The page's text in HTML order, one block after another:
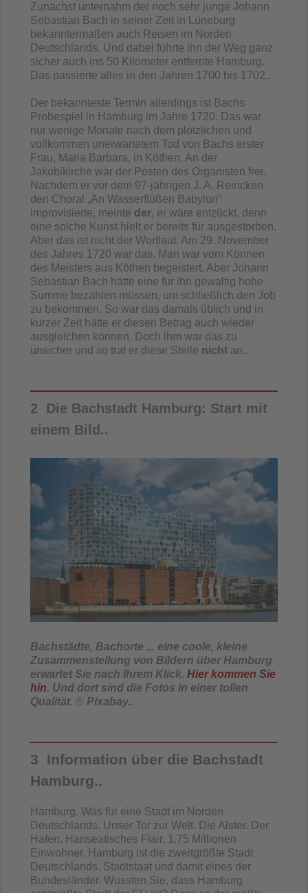
Zunächst unternahm der noch sehr junge Johann
Sebastian Bach in seiner Zeit in Lüneburg
bekanntermaßen auch Reisen im Norden
Deutschlands. Und dabei führte ihn der Weg ganz
sicher auch ins 50 Kilometer entfernte Hamburg.
Das passierte alles in den Jahren 1700 bis 1702..
Der bekannteste Termin allerdings ist Bachs
Probespiel in Hamburg im Jahre 1720. Das war
nur wenige Monate nach dem plötzlichen und
vollkommen unerwartetem Tod von Bachs erster
Frau, Maria Barbara, in Köthen. An der
Jakobikirche war der Posten des Organisten frei.
Nachdem er vor dem 97-jährigen J. A. Reincken
den Choral „An Wasserflüßen Babylon“
improvisierte, meinte der, er wäre entzückt, denn
eine solche Kunst hielt er bereits für ausgestorben.
Aber das ist nicht der Wortlaut. Am 29. November
des Jahres 1720 war das. Man war vom Können
des Meisters aus Köthen begeistert. Aber Johann
Sebastian Bach hätte eine für ihn gewaltig hohe
Summe bezahlen müssen, um schließlich den Job
zu bekommen. So war das damals üblich und in
kurzer Zeit hätte er diesen Betrag auch wieder
ausgleichen können. Doch ihm war das zu
unsicher und so trat er diese Stelle nicht an..
2 Die Bachstadt Hamburg: Start mit
einem Bild..
Bachstädte, Bachorte ... eine coole, kleine
Zusammenstellung von Bildern über Hamburg
erwartet Sie nach Ihrem Klick. Hier kommen Sie
hin. Und dort sind die Fotos in einer tollen
Qualität. © Pixabay..
3 Information über die Bachstadt
Hamburg..
Hamburg. Was für eine Stadt im Norden
Deutschlands. Unser Tor zur Welt. Die Alster. Der
Hafen. Hanseatisches Flair. 1,75 Millionen
Einwohner. Hamburg ist die zweitgrößte Stadt
Deutschlands. Stadtstaat und damit eines der
Bundesländer. Wussten Sie, dass Hamburg